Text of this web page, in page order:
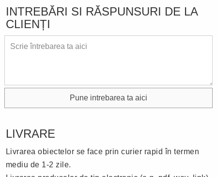
INTREBĂRI SI RĂSPUNSURI DE LA
CLIENȚI
Pune intrebarea ta aici
LIVRARE
Livrarea obiectelor se face prin curier rapid în termen
mediu de 1-2 zile.